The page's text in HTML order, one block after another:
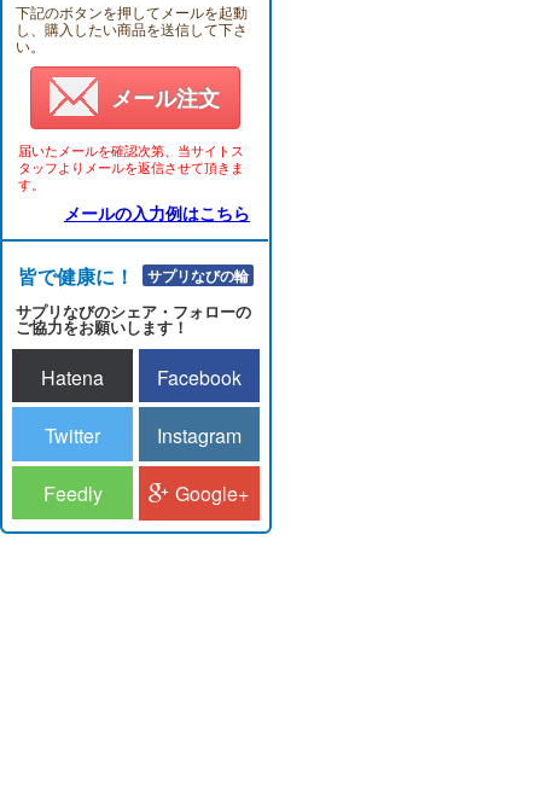
下記のボタンを押してメールを起動
し、購入したい商品を送信して下さ
い。
メール注文
届いたメールを確認次第、当サイトス
タッフよりメールを返信させて頂きま
す。
メールの入力例はこちら
皆で健康に！！サプリなびの輪
サプリなびのシェア・フォローの
ご協力をお願いします！
Hatena Facebook
Twitter Instagram
Feedly Google+